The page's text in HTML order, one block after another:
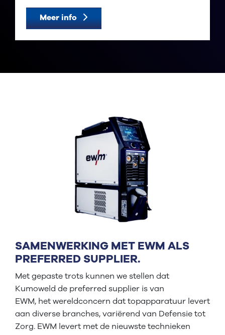
Meer info
SAMENWERKING MET EWM ALS
PREFERRED SUPPLIER.
Met gepaste trots kunnen we stellen dat
Kumoweld de preferred supplier is van
EWM, het wereldconcern dat topapparatuur levert
aan diverse branches, variërend van Defensie tot
Zorg. EWM levert met de nieuwste technieken